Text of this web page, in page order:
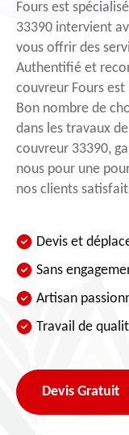
Fours est
33390 intervient
vous offrir des
Authentifié et
couvreur Fours
Bon nombre de
dans les travaux
couvreur 33390,
nous pour une
nos clients
Devis et
Sans
Artisan
Travail de
Devis Gratuit